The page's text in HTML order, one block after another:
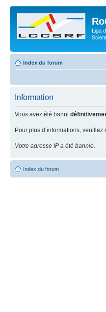
Liga
Index du forum
Information
Vous avez été banni
Pour plus d’informations, veuillez
Votre adresse IP a été bannie.
Index du forum